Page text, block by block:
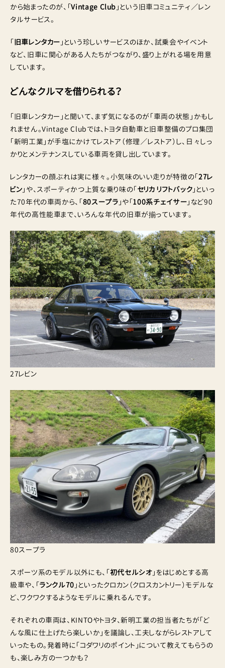
から始まったのが、「Vintage Club 」という旧車コミュニティ／レン
タルサービス。
「旧車レンタカー 」という珍しいサービスのほか、試乗会やイベント
など、旧車に関心がある人たちがつながり、盛り上がれる場を用意
しています。
どんなクルマを借りられる？
「旧車レンタカー」と聞いて、まず気になるのが「車両の状態」かもし
れません。Vintage Clubでは、トヨタ自動車と旧車整備のプロ集団
「新明工業」が手塩にかけてレストア（修理／レストア）し、日々しっ
かりとメンテナンスしている車両を貸し出しています。
レンタカーの顔ぶれは実に様々。小気味のいい走りが特徴の「27レ
ビン 」や、スポーティかつ上質な乗り味の「セリカ リフトバック 」といっ
た70年代の車両から、「80スープラ 」や「100系チェイサー 」など90
年代の高性能車まで、いろんな年代の旧車が揃っています。
27レビン
80スープラ
スポーツ系のモデル以外にも、「初代セルシオ 」をはじめとする高
級車や、「ランクル70 」といったクロカン（クロスカントリー）モデルな
ど、ワクワクするようなモデルに乗れるんです。
それぞれの車両は、KINTOやトヨタ、新明工業の担当者たちが「ど
んな風に仕上げたら楽しいか」を議論し、工夫しながらレストアして
いったもの。発着時に「コダワリのポイント」について教えてもらうの
も、楽しみ方の一つかも？